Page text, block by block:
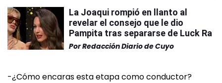
La Joaqui rompió en llanto al
revelar el consejo que le dio
Pampita tras separarse de Luck Ra
PorRedacción Diario de Cuyo
-¿Cómo encaras esta etapa como conductor?